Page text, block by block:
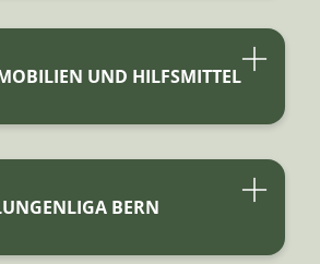
UND HILFSMITTEL
BERN